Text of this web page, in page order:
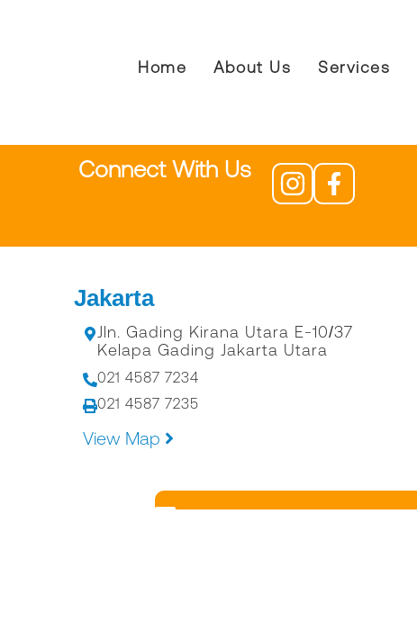
Home About Us Services
Connect With Us
Jakarta
Jln. Gading Kirana Utara E-10/37
Kelapa Gading Jakarta Utara
021 4587 7234
021 4587 7235
View Map